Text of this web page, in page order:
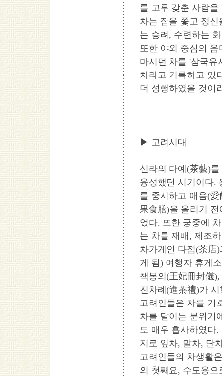
를 고루 갖춘 사람
차는 잠을 쫓고 정
는 승려, 수련하는
또한 야외 중심의
마시던 차를 '삼국유
차라고 기록하고 있
더 성행하였을 것이
▶ 고려시대
신라의 다예(茶藝)
융성했던 시기이다.
를 중시하고 애음(
果食膳)을 올리기
었다. 또한 궁중에
는 차를 재배, 제조
차가게인 다점(茶店
게 됨) 여행자 휴게
책봉의(王妃冊封儀
진차례(進茶禮)가
고려인들은 차를 기
차를 달이는 분위기
도 매우 흡사하였다
지로 잎차, 말차, 단
고려인들의 차생활
의 첫째요, 수도용